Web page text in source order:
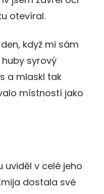
otevíral.
když mi sám
syrový
a mlaskl tak
místností jako
uviděl v celé jeho
dostala své